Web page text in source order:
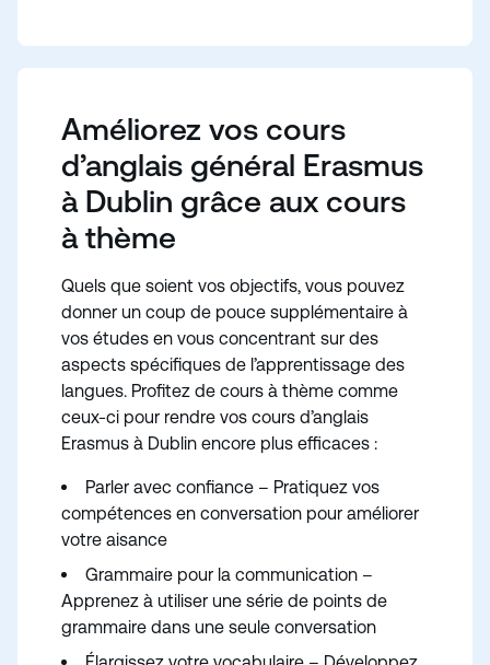
Améliorez vos cours
d’anglais général Erasmus
à Dublin grâce aux cours
à thème
Quels que soient vos objectifs, vous pouvez
donner un coup de pouce supplémentaire à
vos études en vous concentrant sur des
aspects spécifiques de l’apprentissage des
langues. Profitez de cours à thème comme
ceux-ci pour rendre vos cours d’anglais
Erasmus à Dublin encore plus efficaces :
Parler avec confiance – Pratiquez vos
compétences en conversation pour améliorer
votre aisance
Grammaire pour la communication –
Apprenez à utiliser une série de points de
grammaire dans une seule conversation